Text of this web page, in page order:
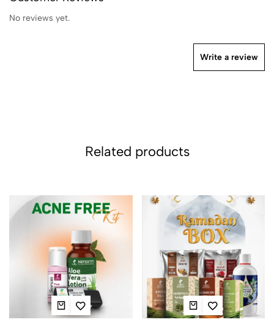
No reviews yet.
Write a review
Related products